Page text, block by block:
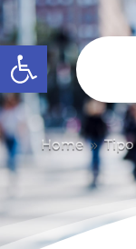
Abrir barra de
Home 9